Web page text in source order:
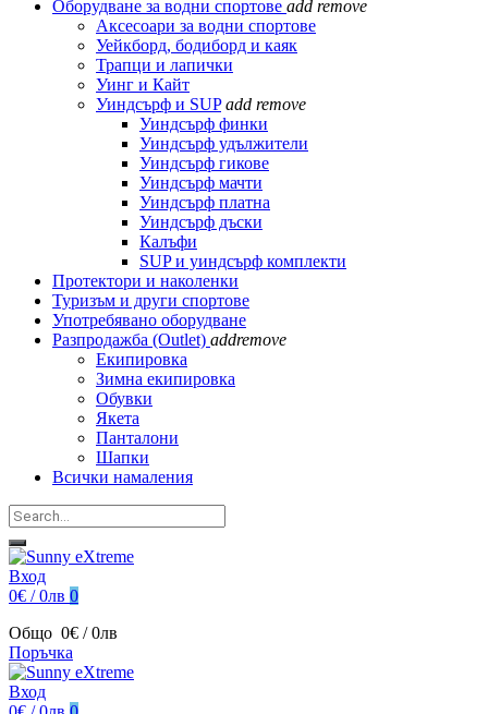
Оборудване за водни спортове add remove
Аксесоари за водни спортове
Уейкборд, бодиборд и каяк
Трапци и лапички
Уинг и Кайт
Уиндсърф и SUP add remove
Уиндсърф финки
Уиндсърф удължители
Уиндсърф гикове
Уиндсърф мачти
Уиндсърф платна
Уиндсърф дъски
Калъфи
SUP и уиндсърф комплекти
Протектори и наколенки
Туризъм и други спортове
Употребявано оборудване
Разпродажба (Outlet) addremove
Екипировка
Зимна екипировка
Обувки
Якета
Панталони
Шапки
Всички намаления
Вход
0€ / 0лв 0
Общо 0€ / 0лв
Поръчка
Вход